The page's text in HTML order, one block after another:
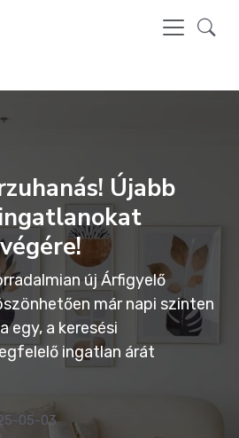
Újabb
új Árfigyelő
már napi szinten
egy, a keresési
ingatlan árát
05-03